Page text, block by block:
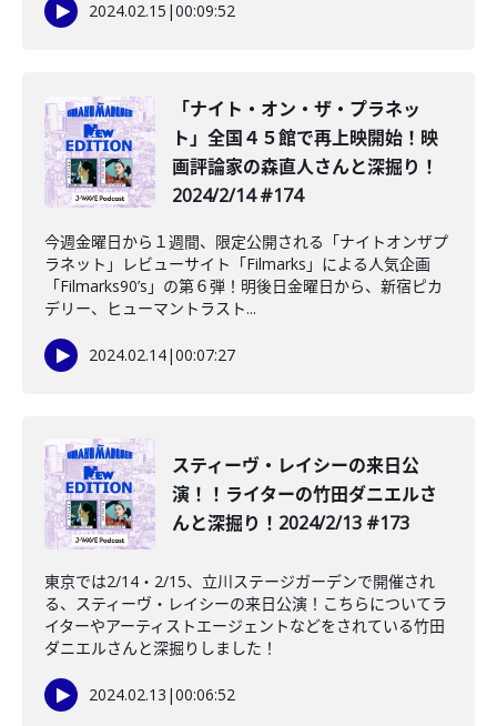
2024.02.15 |00:09:52
「ナイト・オン・ザ・プラネッ
ト」全国４５館で再上映開始！映
画評論家の森直人さんと深掘り！
2024/2/14 #174
今週金曜日から１週間、限定公開される「ナイトオンザプ
ラネット」レビューサイト「Filmarks」による人気企画
「Filmarks90’s」の第６弾！明後日金曜日から、新宿ピカ
デリー、ヒューマントラスト...
2024.02.14|00:07:27
スティーヴ・レイシーの来日公
演！！ライターの竹田ダニエルさ
んと深掘り！2024/2/13 #173
東京では2/14・2/15、立川ステージガーデンで開催され
る、スティーヴ・レイシーの来日公演！こちらについてラ
イターやアーティストエージェントなどをされている竹田
ダニエルさんと深掘りしました！
2024.02.13 |00:06:52